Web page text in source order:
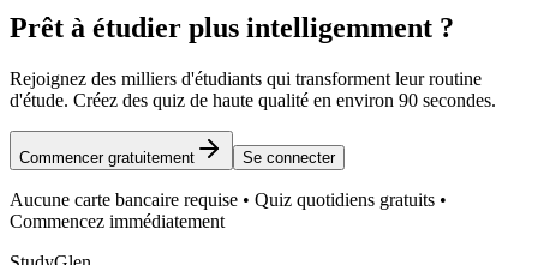
Prêt à étudier plus intelligemment ?
Rejoignez des milliers d'étudiants qui transforment leur routine
d'étude. Créez des quiz de haute qualité en environ 90 secondes.
Commencer gratuitement Se connecter
Aucune carte bancaire requise • Quiz quotidiens gratuits •
Commencez immédiatement